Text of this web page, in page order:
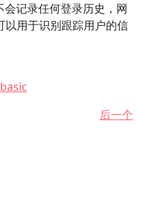
记录任何登录历史，网
以用于识别跟踪用户的信
后一个